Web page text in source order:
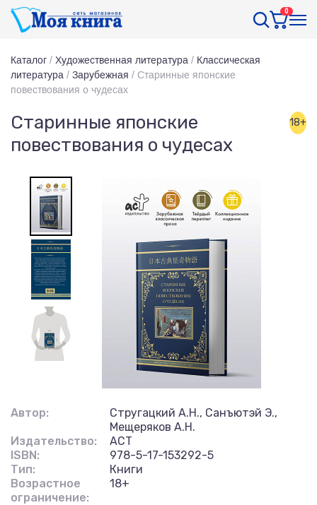
0
Каталог / Художественная литература / Классическая
литература / Зарубежная / Старинные японские
повествования о чудесах
Старинные японские
повествования о чудесах
18+
Автор:
Стругацкий А.Н., Санъютэй Э.,
Мещеряков А.Н.
Издательство:
АСТ
ISBN:
978-5-17-153292-5
Тип:
Книги
Возрастное
ограничение:
18+